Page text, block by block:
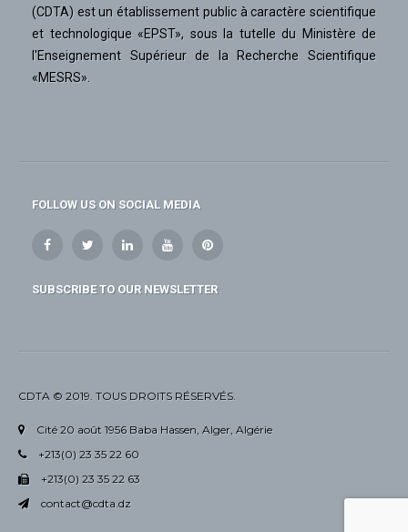
(CDTA) est un établissement public à caractère scientifique
et technologique «EPST», sous la tutelle du Ministère de
l'Enseignement Supérieur de la Recherche Scientifique
«MESRS».
FOLLOW US ON SOCIAL MEDIA
SUBSCRIBE TO OUR NEWSLETTER
CDTA © 2019. TOUS DROITS RÉSERVÉS.
Cité 20 août 1956 Baba Hassen, Alger, Algérie
+213(0) 23 35 22 60
+213(0) 23 35 22 63
contact@cdta.dz